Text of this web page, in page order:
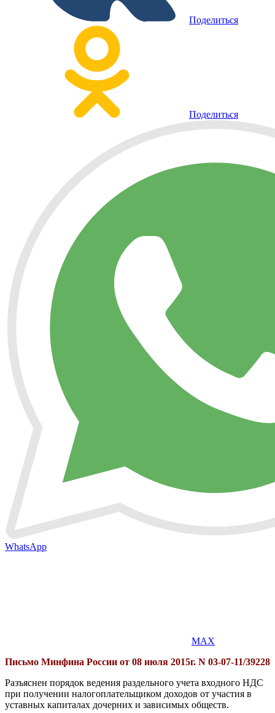
Поделиться
Поделиться
WhatsApp
MAX
Письмо Минфина России от 08 июля 2015г. N 03-07-11/39228
Разъяснен порядок ведения раздельного учета входного НДС
при получении налогоплательщиком доходов от участия в
уставных капиталах дочерних и зависимых обществ.